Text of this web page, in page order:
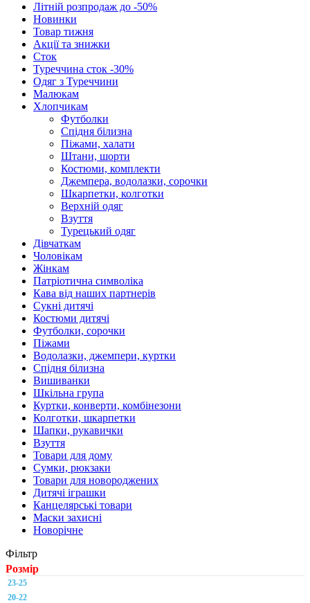
Літній розпродаж до -50%
Новинки
Товар тижня
Акції та знижки
Сток
Туреччина сток -30%
Одяг з Туреччини
Малюкам
Хлопчикам
Футболки
Спідня білизна
Піжами, халати
Штани, шорти
Костюми, комплекти
Джемпера, водолазки, сорочки
Шкарпетки, колготки
Верхній одяг
Взуття
Турецький одяг
Дівчаткам
Чоловікам
Жінкам
Патріотична символіка
Кава від наших партнерів
Сукні дитячі
Костюми дитячі
Футболки, сорочки
Піжами
Водолазки, джемпери, куртки
Спідня білизна
Вишиванки
Шкільна група
Куртки, конверти, комбінезони
Колготки, шкарпетки
Шапки, рукавички
Взуття
Товари для дому
Сумки, рюкзаки
Товари для новороджених
Дитячі іграшки
Канцелярські товари
Маски захисні
Новорічне
Фільтр
Розмір
23-25
20-22